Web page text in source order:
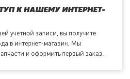
К НАШЕМУ ИНТЕРНЕТ-
учетной записи, вы получите
в интернет-магазин. Мы
и оформить первый заказ.